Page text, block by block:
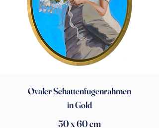
Ovaler Schattenfugenrahmen
in Gold
50 x 60 cm